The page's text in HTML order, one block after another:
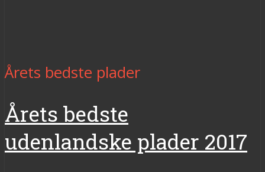
Årets bedste plader
Årets bedste
udenlandske plader 2017